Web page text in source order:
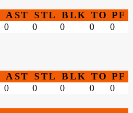
AST STL BLK TO PF
0 0 0 0 0
AST STL BLK TO PF
0 0 0 0 0